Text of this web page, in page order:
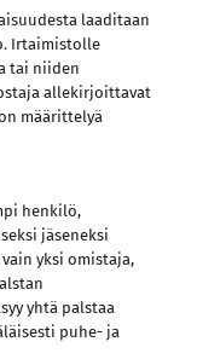
laaditaan
Irtaimistolle
tai niiden
allekirjoittavat
määrittelyä
henkilö,
jäseneksi
yksi omistaja,
yhtä palstaa
puhe- ja